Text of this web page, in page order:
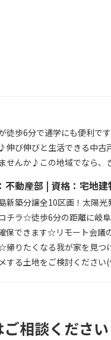
徒歩6分で通学にも便利
伸び伸びと生活できる中
せんか♪この地域でなら
不動産部 | 資格： 宅地
新築分譲全10区画！太陽
チラ☆徒歩6分の距離に岐
保できます☆リモート会議
帰りたくなる我が家を見
する土地をご検討ください
ご相談ください